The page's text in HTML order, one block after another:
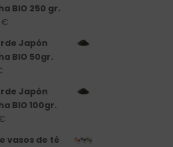
BIO 250 gr.
€
Japón
BIO 50gr.
Japón
BIO 100gr.
vasos de té